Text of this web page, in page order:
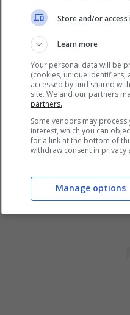
Store and/or
Learn more
Your personal data will be
(cookies, unique identifiers,
accessed by and shared
site. We and our partners
partners.
Some vendors may
interest, which you can
for a link at the bottom of
withdraw consent in privacy
Manage options